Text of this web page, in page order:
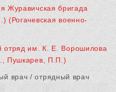
Журавичская бригада
военно-
отряд им. К. Е. Ворошилова
Пушкарев, П.П.)
врач / отрядный врач